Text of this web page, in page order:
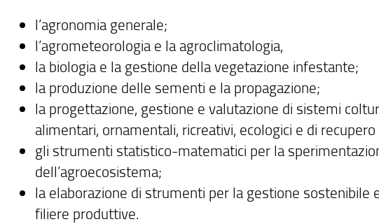
l’agronomia generale;
l’agrometeorologia e la agroclimatologia,
la biologia e la gestione della vegetazione infestante;
la produzione delle sementi e la propagazione;
la progettazione, gestione e valutazione di sistemi
alimentari, ornamentali, ricreativi, ecologici e di
gli strumenti statistico-matematici per la
dell’agroecosistema;
la elaborazione di strumenti per la gestione sostenibile
filiere produttive.